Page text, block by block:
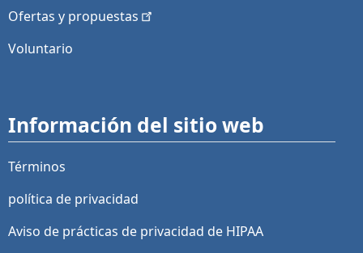
Ofertas y propuestas
Voluntario
Información del sitio web
Términos
política de privacidad
Aviso de prácticas de privacidad de HIPAA